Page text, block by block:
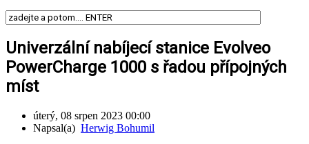
Univerzální nabíjecí stanice Evolveo
PowerCharge 1000 s řadou přípojných
míst
úterý, 08 srpen 2023 00:00
Napsal(a) Herwig Bohumil